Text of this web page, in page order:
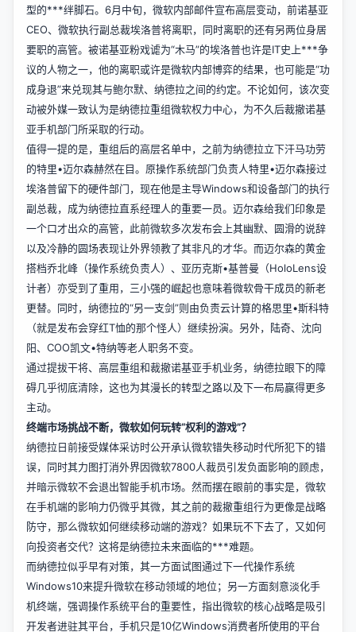
型的***绊脚石。6月中旬，微软内部邮件宣布高层变动，前诺基亚
CEO、微软执行副总裁埃洛普将离职，同时离职的还有另两位身居
要职的高管。被诺基亚粉戏谑为“木马”的埃洛普也许是IT史上***争
议的人物之一，他的离职或许是微软内部博弈的结果，也可能是“功
成身退”来兑现其与鲍尔默、纳德拉之间的约定。不论如何，该次变
动被外媒一致认为是纳德拉重组微软权力中心，为不久后裁撤诺基
亚手机部门所采取的行动。
值得一提的是，重组后的高层名单中，之前为纳德拉立下汗马功劳
的特里•迈尔森赫然在目。原操作系统部门负责人特里•迈尔森接过
埃洛普留下的硬件部门，现在他是主导Windows和设备部门的执行
副总裁，成为纳德拉直系经理人的重要一员。迈尔森给我们印象是
一个口才出众的高管，此前微软多次发布会上其幽默、圆滑的说辞
以及冷静的圆场表现让外界领教了其非凡的才华。而迈尔森的黄金
搭档乔北峰（操作系统负责人）、亚历克斯•基普曼（HoloLens设
计者）亦受到了重用，三小强的崛起也意味着微软骨干成员的新老
更替。同时，纳德拉的“另一支剑”则由负责云计算的格思里•斯科特
（就是发布会穿红T恤的那个怪人）继续扮演。另外，陆奇、沈向
阳、COO凯文•特纳等老人职务不变。
通过提拔干将、高层重组和裁撤诺基亚手机业务，纳德拉眼下的障
碍几乎彻底清除，这也为其漫长的转型之路以及下一布局赢得更多
主动。
终端市场挑战不断，微软如何玩转“权利的游戏”？
纳德拉日前接受媒体采访时公开承认微软错失移动时代所犯下的错
误，同时其力图打消外界因微软7800人裁员引发负面影响的顾虑，
并暗示微软不会退出智能手机市场。然而摆在眼前的事实是，微软
在手机端的影响力仍微乎其微，其之前的裁撤重组行为更像是战略
防守，那么微软如何继续移动端的游戏？如果玩不下去了，又如何
向投资者交代？这将是纳德拉未来面临的***难题。
而纳德拉似乎早有对策，其一方面试图通过下一代操作系统
Windows10来提升微软在移动领域的地位；另一方面刻意淡化手
机终端，强调操作系统平台的重要性，指出微软的核心战略是吸引
开发者进驻其平台，手机只是10亿Windows消费者所使用的平台